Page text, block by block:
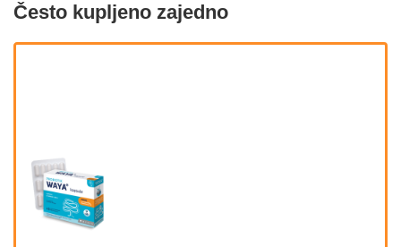
Često kupljeno zajedno